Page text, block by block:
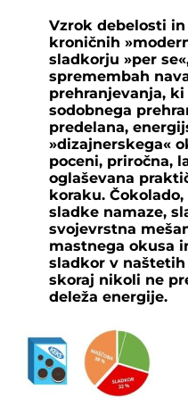
Vzrok debelosti
kroničnih
sladkorju »per
spremembah
prehranjevanja,
sodobnega
predelana,
»dizajnerskega«
poceni, priročna,
oglaševana
koraku.
sladke namaze,
svojevrstna
mastnega okusa
sladkor v
skoraj nikoli ne
deleža energije.